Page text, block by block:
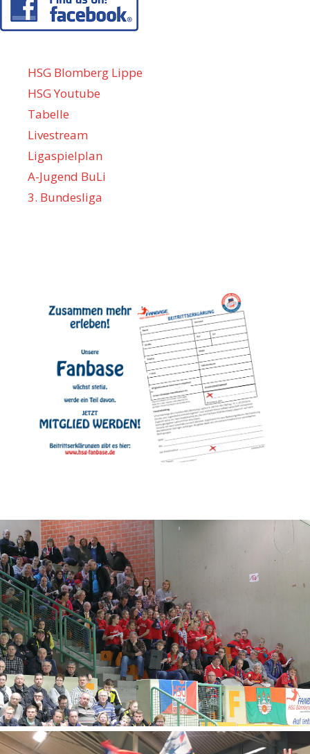
HSG Blomberg Lippe
HSG Youtube
Tabelle
Livestream
Ligaspielplan
A-Jugend BuLi
3. Bundesliga